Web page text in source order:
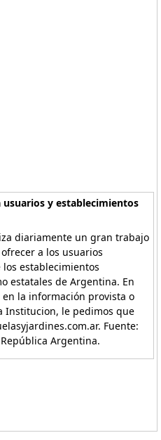
y establecimientos
diariamente un gran trabajo
a los usuarios
establecimientos
estatales de Argentina. En
la información provista o
Institucion, le pedimos que
Fuente:
Argentina.